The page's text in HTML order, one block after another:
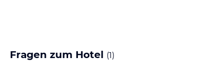
Fragen zum Hotel (1)